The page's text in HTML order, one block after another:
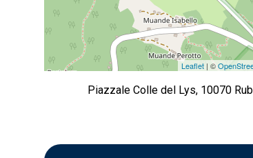
Leaflet| ©
Piazzale Colle del Lys, 10070